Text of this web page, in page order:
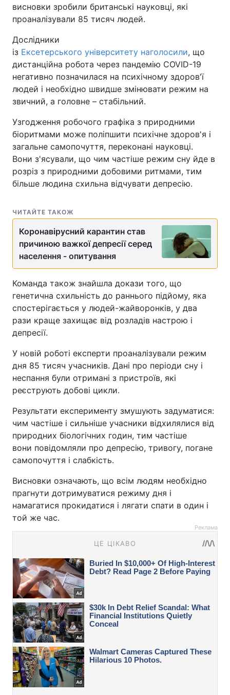
висновки зробили британські науковці, які
проаналізували 85 тисяч людей.
Дослідники
із Ексетерського університету наголосили, що
дистанційна робота через пандемію COVID-19
негативно позначилася на психічному здоров'ї
людей і необхідно швидше змінювати режим на
звичний, а головне – стабільний.
Узгодження робочого графіка з природними
біоритмами може поліпшити психічне здоров'я і
загальне самопочуття, переконані науковці.
Вони з'ясували, що чим частіше режим сну йде в
розріз з природними добовими ритмами, тим
більше людина схильна відчувати депресію.
ЧИТАЙТЕ ТАКОЖ
Коронавірусний карантин став
причиною важкої депресії серед
населення - опитування
Команда також знайшла докази того, що
генетична схильність до раннього підйому, яка
спостерігається у людей-жайворонків, у два
рази краще захищає від розладів настрою і
депресії.
У новій роботі експерти проаналізували режим
дня 85 тисяч учасників. Дані про періоди сну і
неспання були отримані з пристроїв, які
реєструють добові цикли.
Результати експерименту змушують задуматися:
чим частіше і сильніше учасники відхилялися від
природних біологічних годин, тим частіше
вони повідомляли про депресію, тривогу, погане
самопочуття і слабкість.
Висновки означають, що всім людям необхідно
прагнути дотримуватися режиму дня і
намагатися прокидатися і лягати спати в один і
той же час.
Реклама